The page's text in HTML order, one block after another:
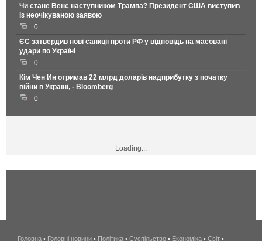
Чи стане Венс наступником Трампа? Президент США виступив
із неочікуваною заявою
0
ЄС затвердив нові санкції проти РФ у відповідь на масовані
удари по Україні
0
Кім Чен Ин отримав 22 млрд доларів надприбутку з початку
війни в Україні, - Bloomberg
0
Loading...
беспроводной
Головна • Головні новини • Політика • Суспільство • Економіка • Світ •